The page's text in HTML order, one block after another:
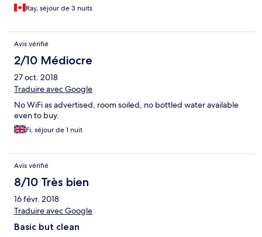
Ray, séjour de 3 nuits
Avis vérifié
2/10 Médiocre
27 oct. 2018
Traduire avec Google
No WiFi as advertised, room soiled, no bottled water available
even to buy.
Fi, séjour de 1 nuit
Avis vérifié
8/10 Très bien
16 févr. 2018
Traduire avec Google
Basic but clean